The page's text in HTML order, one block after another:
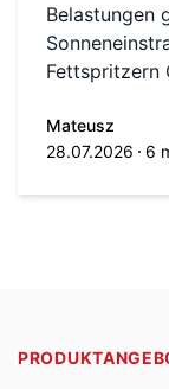
Belastungen
Fettspritzern
Mateusz
28.07.2026
6